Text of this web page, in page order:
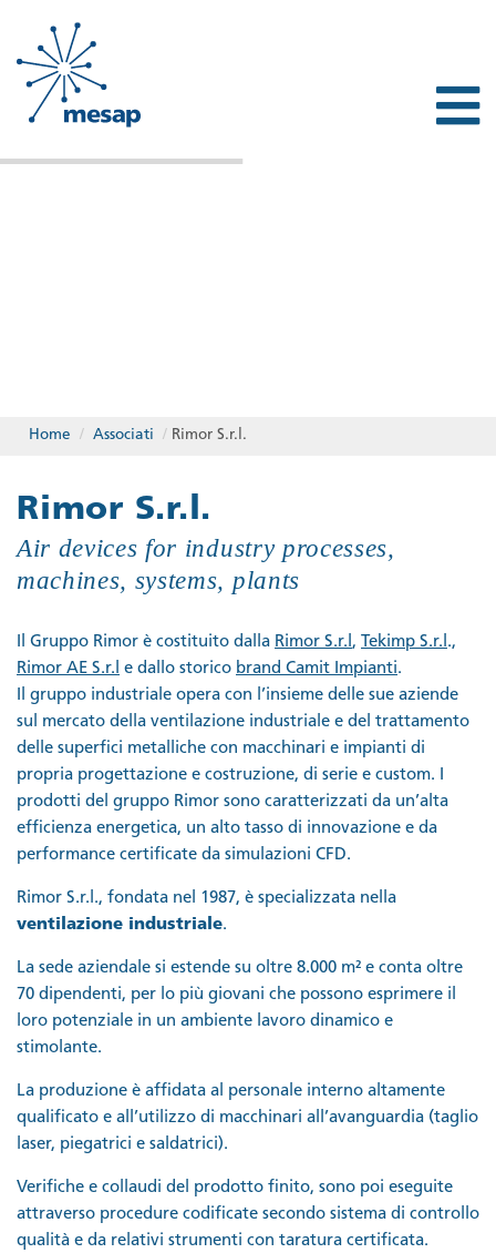
Home / Associati / Rimor S.r.l.
Rimor S.r.l.
Air devices for industry processes,
machines, systems, plants
Il Gruppo Rimor è costituito dalla Rimor S.r.l , Tekimp S.r.l .,
Rimor AE S.r.l e dallo storico brand Camit Impianti.
Il gruppo industriale opera con l’insieme delle sue aziende
sul mercato della ventilazione industriale e del trattamento
delle superfici metalliche con macchinari e impianti di
propria progettazione e costruzione, di serie e custom. I
prodotti del gruppo Rimor sono caratterizzati da un’alta
efficienza energetica, un alto tasso di innovazione e da
performance certificate da simulazioni CFD.
Rimor S.r.l., fondata nel 1987, è specializzata nella
ventilazione industriale.
La sede aziendale si estende su oltre 8.000 m² e conta oltre
70 dipendenti, per lo più giovani che possono esprimere il
loro potenziale in un ambiente lavoro dinamico e
stimolante.
La produzione è affidata al personale interno altamente
qualificato e all’utilizzo di macchinari all’avanguardia (taglio
laser, piegatrici e saldatrici).
Verifiche e collaudi del prodotto finito, sono poi eseguite
attraverso procedure codificate secondo sistema di controllo
qualità e da relativi strumenti con taratura certificata.